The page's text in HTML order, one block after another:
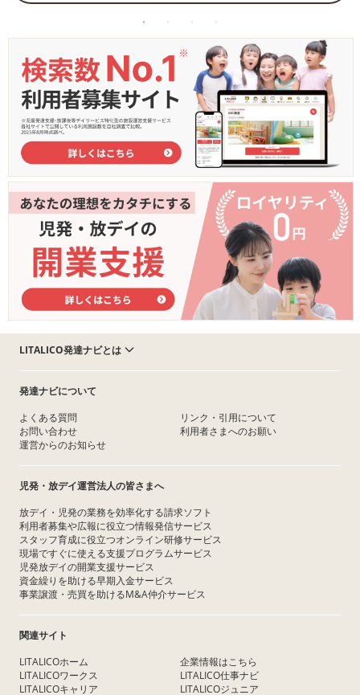
LITALICO発達ナビとは
発達ナビについて
よくある質問
お問い合わせ
運営からのお知らせ
リンク・引用について
利用者さまへのお願い
児発・放デイ運営法人の皆さまへ
放デイ・児発の業務を効率化する請求ソフト
利用者募集や広報に役立つ情報発信サービス
スタッフ育成に役立つオンライン研修サービス
現場ですぐに使える支援プログラムサービス
児発放デイの開業支援サービス
資金繰りを助ける早期入金サービス
事業譲渡・売買を助けるM&A仲介サービス
関連サイト
LITALICOホーム
LITALICOワークス
LITALICOキャリア
企業情報はこちら
LITALICO仕事ナビ
LITALICOジュニア